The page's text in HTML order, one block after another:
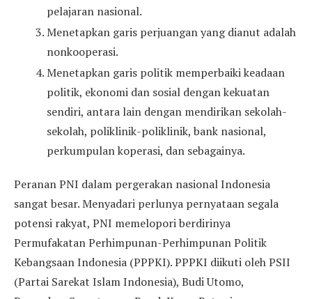
pelajaran nasional.
Menetapkan garis perjuangan yang dianut adalah
nonkooperasi.
Menetapkan garis politik memperbaiki keadaan
politik, ekonomi dan sosial dengan kekuatan
sendiri, antara lain dengan mendirikan sekolah-
sekolah, poliklinik-poliklinik, bank nasional,
perkumpulan koperasi, dan sebagainya.
Peranan PNI dalam pergerakan nasional Indonesia
sangat besar. Menyadari perlunya pernyataan segala
potensi rakyat, PNI memelopori berdirinya
Permufakatan Perhimpunan-Perhimpunan Politik
Kebangsaan Indonesia (PPPKI). PPPKI diikuti oleh PSII
(Partai Sarekat Islam Indonesia), Budi Utomo,